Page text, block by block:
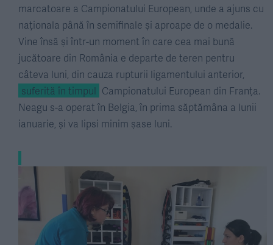
marcatoare a Campionatului European, unde a ajuns cu
naționala până în semifinale și aproape de o medalie.
Vine însă și într-un moment în care cea mai bună
jucătoare din România e departe de teren pentru
câteva luni, din cauza rupturii ligamentului anterior,
suferită în timpul Campionatului European din Franța.
Neagu s-a operat în Belgia, în prima săptămâna a lunii
ianuarie, și va lipsi minim șase luni.